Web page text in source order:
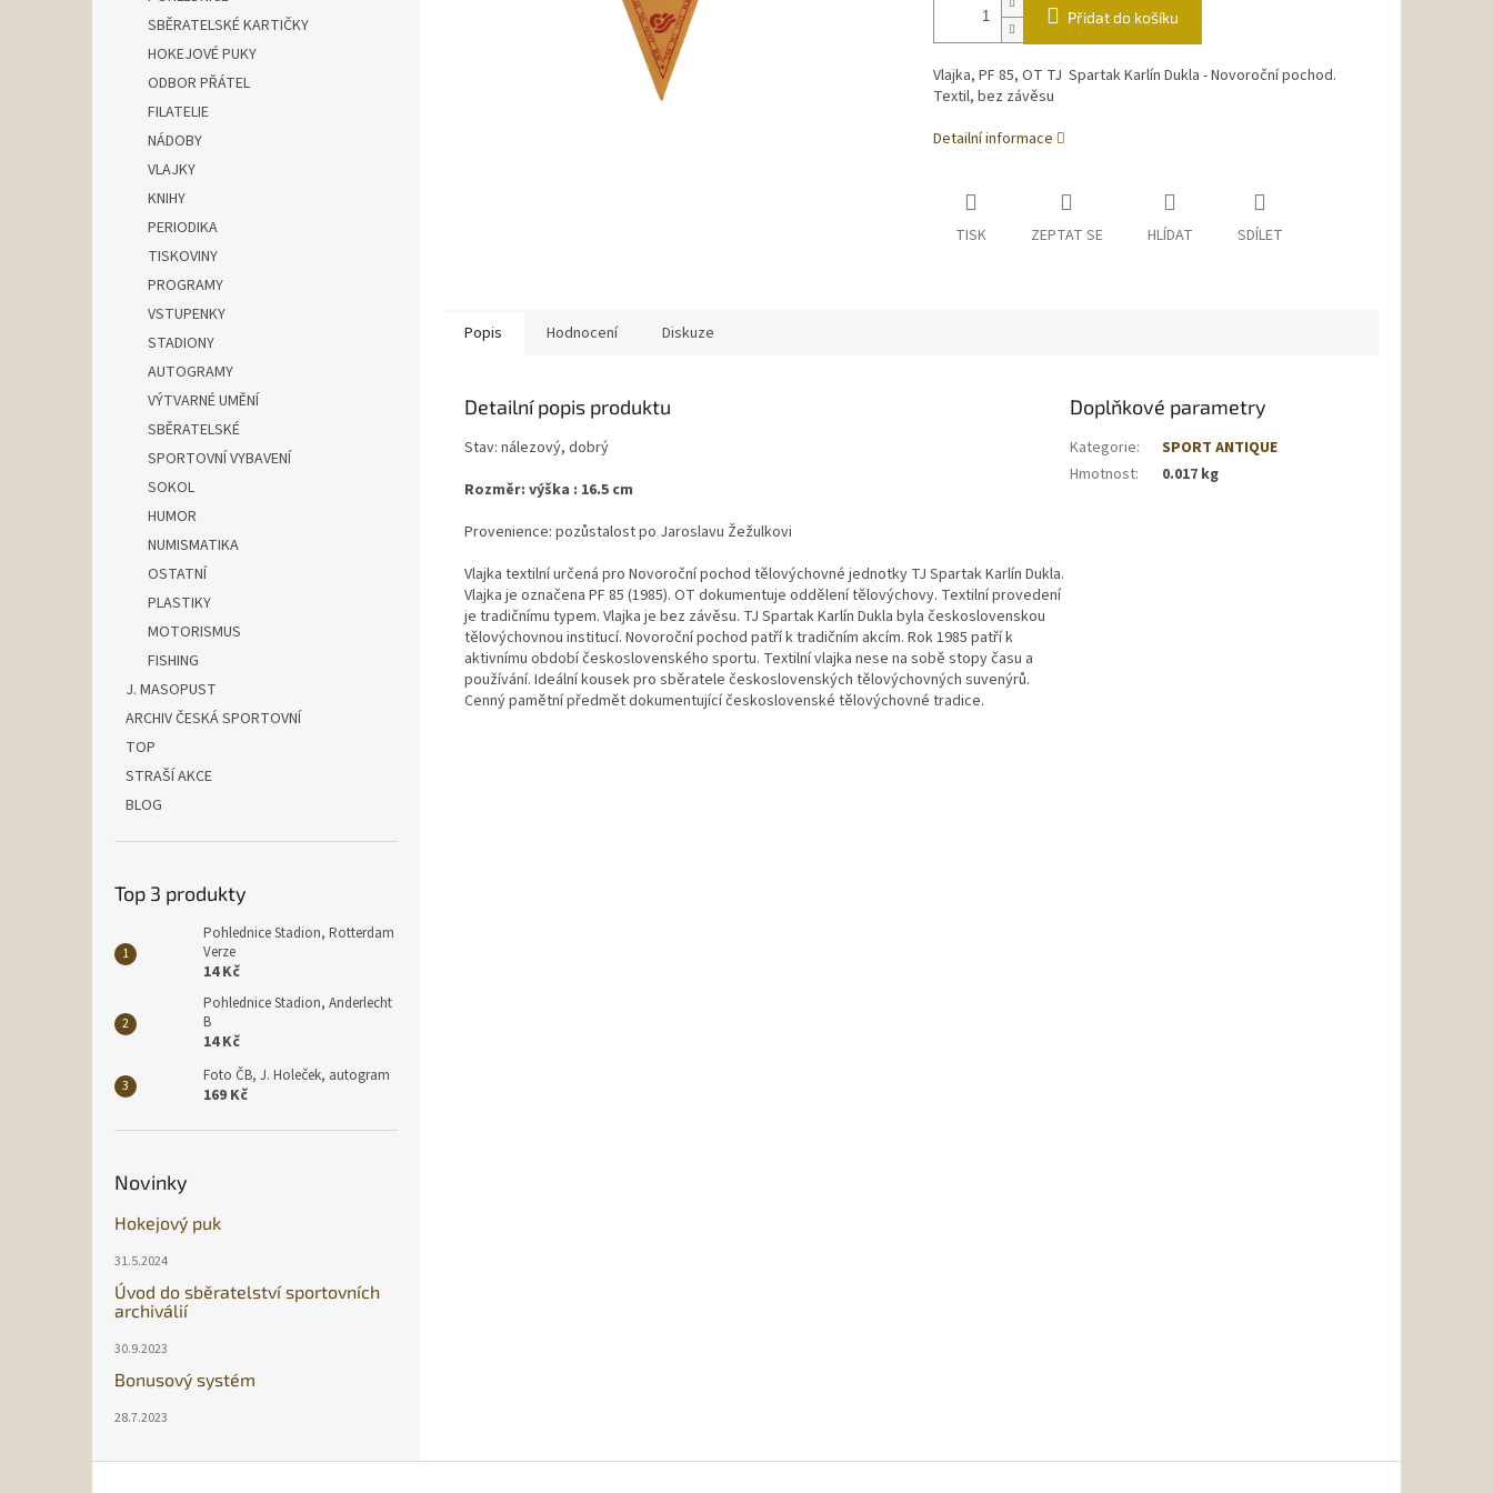
SBĚRATELSKÉ KARTIČKY
HOKEJOVÉ PUKY
ODBOR PŘÁTEL
FILATELIE
NÁDOBY
VLAJKY
KNIHY
PERIODIKA
TISKOVINY
PROGRAMY
VSTUPENKY
STADIONY
AUTOGRAMY
VÝTVARNÉ UMĚNÍ
SBĚRATELSKÉ
SPORTOVNÍ VYBAVENÍ
SOKOL
HUMOR
NUMISMATIKA
OSTATNÍ
PLASTIKY
MOTORISMUS
FISHING
J. MASOPUST
ARCHIV ČESKÁ SPORTOVNÍ
TOP
STRAŠÍ AKCE
BLOG
Top 3 produkty
Pohlednice Stadion, Rotterdam
Verze
14 Kč
Pohlednice Stadion, Anderlecht
B
14 Kč
Foto ČB, J. Holeček, autogram
169 Kč
Novinky
Hokejový puk
31.5.2024
Úvod do sběratelství sportovních
archiválií
30.9.2023
Bonusový systém
28.7.2023
Přidat do košíku
Vlajka, PF 85, OT TJ Spartak Karlín Dukla - Novoroční pochod.
Textil, bez závěsu
Detailní informace
TISK ZEPTAT SE HLÍDAT SDÍLET
Popis Hodnocení Diskuze
Detailní popis produktu
Stav: nálezový, dobrý
Rozměr: výška : 16.5 cm
Provenience: pozůstalost po Jaroslavu Žežulkovi
Vlajka textilní určená pro Novoroční pochod tělovýchovné jednotky TJ Spartak Karlín Dukla.
Vlajka je označena PF 85 (1985). OT dokumentuje oddělení tělovýchovy. Textilní provedení
je tradičnímu typem. Vlajka je bez závěsu. TJ Spartak Karlín Dukla byla československou
tělovýchovnou institucí. Novoroční pochod patří k tradičním akcím. Rok 1985 patří k
aktivnímu období československého sportu. Textilní vlajka nese na sobě stopy času a
používání. Ideální kousek pro sběratele československých tělovýchovných suvenýrů.
Cenný pamětní předmět dokumentující československé tělovýchovné tradice.
Doplňkové parametry
Kategorie:
SPORT ANTIQUE
Hmotnost: 0.017 kg